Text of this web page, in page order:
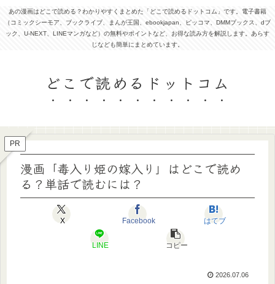
あの漫画はどこで読める？わかりやすくまとめた「どこで読めるドットコム」です。電子書籍
（コミックシーモア、ブックライブ、まんが王国、ebookjapan、ピッコマ、DMMブックス、dブ
ック、U-NEXT、LINEマンガなど）の無料やポイントなど、お得な読み方を解説します。あらす
じなども簡単にまとめています。
どこで読めるドットコム
PR
漫画「毒入り姫の嫁入り」はどこで読め
る？単話で読むには？
X Facebook はてブ
LINE コピー
2026.07.06